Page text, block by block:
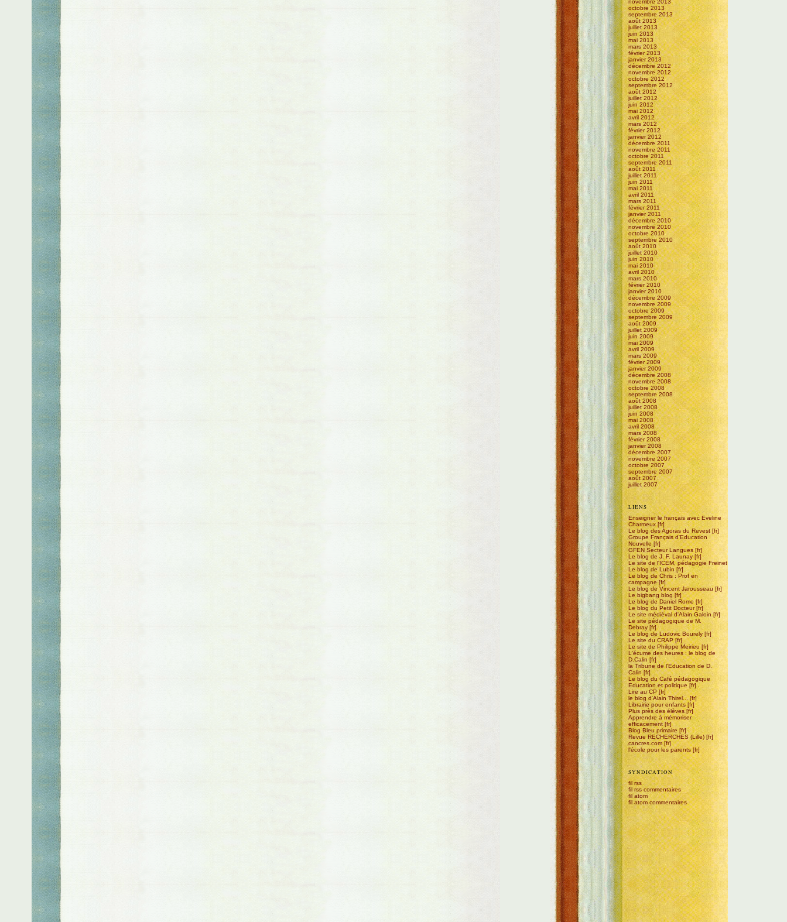
novembre 2013
octobre 2013
septembre 2013
août 2013
juillet 2013
juin 2013
mai 2013
mars 2013
février 2013
janvier 2013
décembre 2012
novembre 2012
octobre 2012
septembre 2012
août 2012
juillet 2012
juin 2012
mai 2012
avril 2012
mars 2012
février 2012
janvier 2012
décembre 2011
novembre 2011
octobre 2011
septembre 2011
août 2011
juillet 2011
juin 2011
mai 2011
avril 2011
mars 2011
février 2011
janvier 2011
décembre 2010
novembre 2010
octobre 2010
septembre 2010
août 2010
juillet 2010
juin 2010
mai 2010
avril 2010
mars 2010
février 2010
janvier 2010
décembre 2009
novembre 2009
octobre 2009
septembre 2009
août 2009
juillet 2009
juin 2009
mai 2009
avril 2009
mars 2009
février 2009
janvier 2009
décembre 2008
novembre 2008
octobre 2008
septembre 2008
août 2008
juillet 2008
juin 2008
mai 2008
avril 2008
mars 2008
février 2008
janvier 2008
décembre 2007
novembre 2007
octobre 2007
septembre 2007
août 2007
juillet 2007
LIENS
Enseigner le français avec Eveline
Charmeux
Le blog des Agoras du Revest
Groupe Français d'Education
Nouvelle
GFEN Secteur Langues
Le blog de J. F. Launay
Le site de l'ICEM, pédagogie Freinet
Le blog de Lubin
Le blog de Chris : Prof en
campagne
Le blog de Vincent Jarousseau
Le bigbang blog
Le blog de Daniel Rome
Le blog du Petit Docteur
Le site médiéval d'Alain Galoin
Le site pédagogique de M.
Debray
Le blog de Ludovic Bourely
Le site du CRAP
Le site de Philippe Meirieu
L'écume des heures : le blog de
D.Calin
la Tribune de l'Education de D.
Calin
Le blog du Café pédagogique
Education et politique
Lire au CP
le blog d'Alain Thirel...
Librairie pour enfants
Plus près des élèves
Apprendre à mémoriser
efficacement
Blog Bleu primaire
Revue RECHERCHES (Lille)
cancres.com
l'école pour les parents
SYNDICATION
fil rss
fil rss commentaires
fil atom
fil atom commentaires